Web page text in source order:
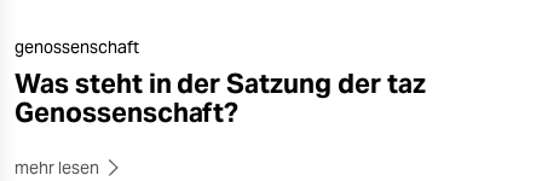
genossenschaft
Was steht in der Satzung der taz
Genossenschaft?
mehr lesen